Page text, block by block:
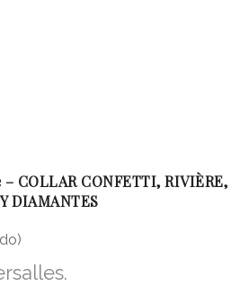
COLLAR CONFETTI, RIVIÈRE,
DIAMANTES